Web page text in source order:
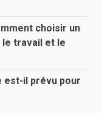
choisir un
le travail et le
est-il prévu pour